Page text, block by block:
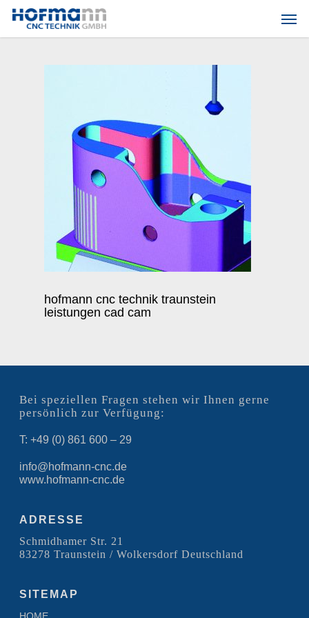
Skip
hofmann cnc technik traunstein
leistungen cad cam
Bei speziellen Fragen stehen wir Ihnen gerne
persönlich zur Verfügung:
T: +49 (0) 861 600 – 29
info@hofmann-cnc.de
www.hofmann-cnc.de
ADRESSE
Schmidhamer Str. 21
83278 Traunstein / Wolkersdorf Deutschland
SITEMAP